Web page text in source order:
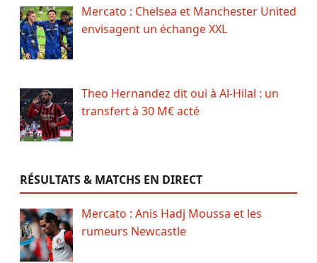
Mercato : Chelsea et Manchester United
envisagent un échange XXL
Theo Hernandez dit oui à Al-Hilal : un
transfert à 30 M€ acté
RÉSULTATS & MATCHS EN DIRECT
Mercato : Anis Hadj Moussa et les
rumeurs Newcastle